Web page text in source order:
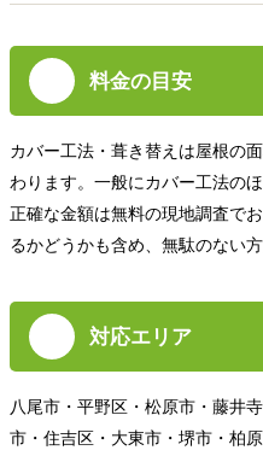
料金の目安
カバー工法・葺き替えは屋根の
わります。一般にカバー工法の
正確な金額は無料の現地調査で
るかどうかも含め、無駄のない
対応エリア
八尾市・平野区・松原市・藤井
市・住吉区・大東市・堺市・柏